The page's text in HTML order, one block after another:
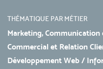
THÉMATIQUE PAR MÉTIER
Marketing, Communication
Commercial et Relation
Développement Web /